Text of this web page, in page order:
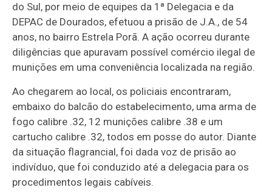
do Sul, por meio de equipes da 1ª Delegacia e da
DEPAC de Dourados, efetuou a prisão de J.A., de 54
anos, no bairro Estrela Porã. A ação ocorreu durante
diligências que apuravam possível comércio ilegal de
munições em uma conveniência localizada na região.
Ao chegarem ao local, os policiais encontraram,
embaixo do balcão do estabelecimento, uma arma de
fogo calibre .32, 12 munições calibre .38 e um
cartucho calibre .32, todos em posse do autor. Diante
da situação flagrancial, foi dada voz de prisão ao
indivíduo, que foi conduzido até a delegacia para os
procedimentos legais cabíveis.